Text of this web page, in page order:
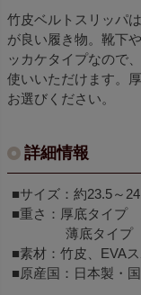
竹皮ベルトスリッパ
が良い履き物。靴下
ッカケタイプなので
使いいただけます。
お選びください。
詳細情報
■サイズ：約23.5～
■重さ：厚底タイプ
薄底タイプ
■素材：竹皮、EVA
■原産国：日本製・